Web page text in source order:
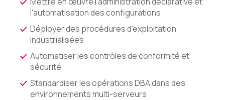
l'automatisation des configurations
Déployer des procédures d'exploitation
industrialisées
Automatiser les contrôles de conformité et
sécurité
Standardiser les opérations DBA dans des
environnements multi-serveurs